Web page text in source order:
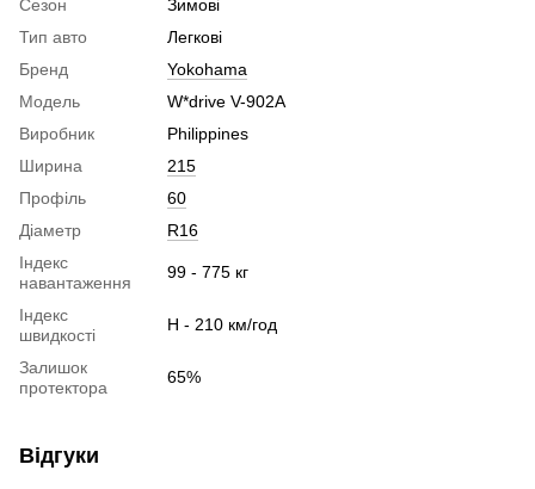
Сезон
Зимові
Тип авто
Легкові
Бренд
Yokohama
Модель
W*drive V-902A
Виробник
Philippines
Ширина
215
Профіль
60
Діаметр
R16
Індекс
навантаження
99 - 775 кг
Індекс
швидкості
H - 210 км/год
Залишок
протектора
65%
Відгуки